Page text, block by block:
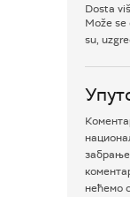
Dosta
Može
su,
нећемо